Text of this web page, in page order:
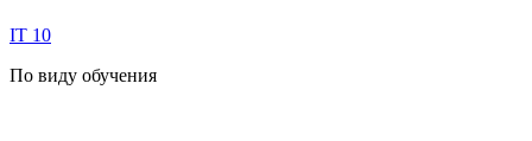
IT 10
По виду обучения